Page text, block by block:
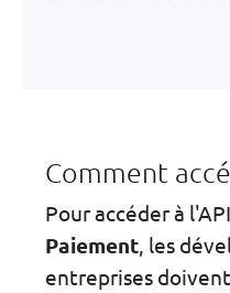
Comment
Pour accéder à l'API
Paiement, les
entreprises